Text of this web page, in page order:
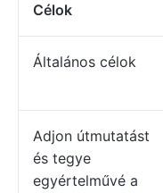
Célok
Általános célok
Adjon útmutatást
és tegye
egyértelművé a